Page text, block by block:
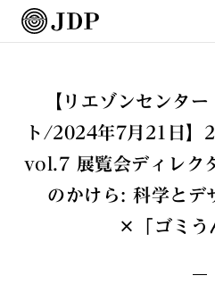
【リエゾンセンタ
ト/2024年7月21日】
vol.7 展覧会ディレク
のかけら: 科学とデ
×「ゴミう